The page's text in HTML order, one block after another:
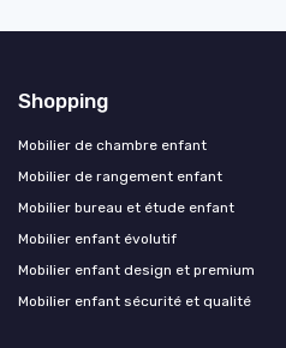
Shopping
Mobilier de chambre enfant
Mobilier de rangement enfant
Mobilier bureau et étude enfant
Mobilier enfant évolutif
Mobilier enfant design et premium
Mobilier enfant sécurité et qualité